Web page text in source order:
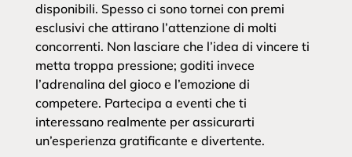
disponibili. Spesso ci sono tornei con premi
esclusivi che attirano l’attenzione di molti
concorrenti. Non lasciare che l’idea di vincere ti
metta troppa pressione; goditi invece
l’adrenalina del gioco e l’emozione di
competere. Partecipa a eventi che ti
interessano realmente per assicurarti
un’esperienza gratificante e divertente.